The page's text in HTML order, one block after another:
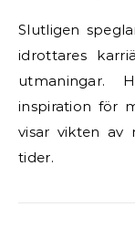
Slutligen
idrottares
utmaningar.
inspiration för
visar vikten av
tider.